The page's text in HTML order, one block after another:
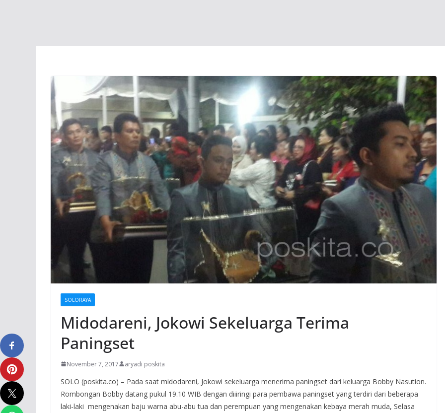
SOLORAYA
Midodareni, Jokowi Sekeluarga Terima
Paningset
November 7, 2017 aryadi poskita
SOLO (poskita.co) – Pada saat midodareni, Jokowi sekeluarga menerima paningset dari keluarga Bobby Nasution.
Rombongan Bobby datang pukul 19.10 WIB dengan diiiringi para pembawa paningset yang terdiri dari beberapa
laki-laki mengenakan baju warna abu-abu tua dan perempuan yang mengenakan kebaya merah muda, Selasa